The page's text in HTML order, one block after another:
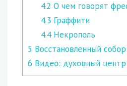
4.2 О чем говорят
4.3 Граффити
4.4Некрополь
5 Восстановленный собор
6 Видео: духовный